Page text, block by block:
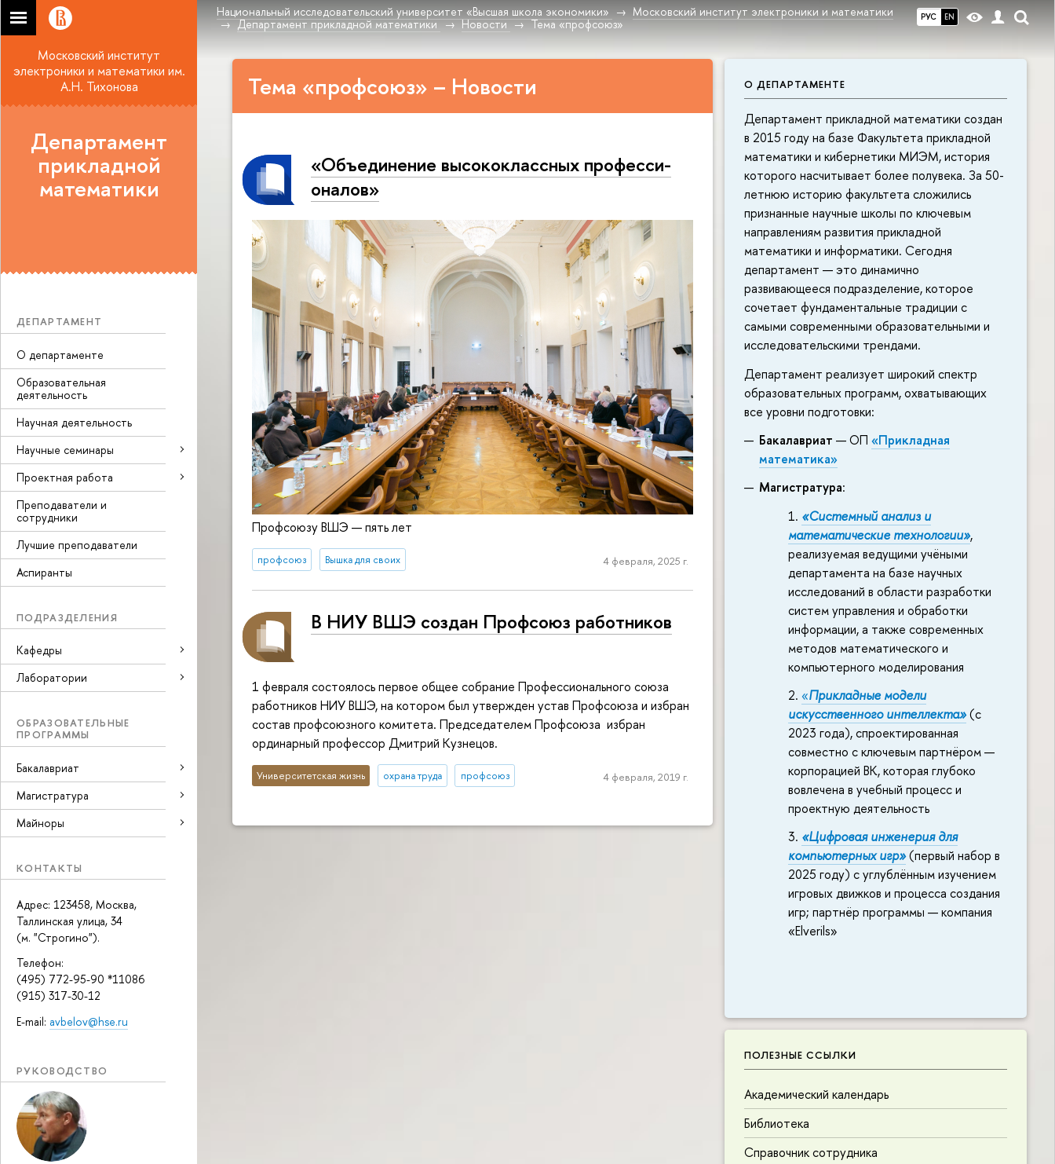
РУС EN
Национальный исследовательский университет «Высшая школа экономики»
Московский институт электроники и математики
Департамент прикладной математики
Новости Тема «профсоюз»
Московский институт
электроники и математики им.
А.Н. Тихонова
Департамент
прикладной
математики
ДЕПАРТАМЕНТ
О департаменте
Образовательная
деятельность
Научная деятельность
Научные семинары
Проектная работа
Преподаватели и
сотрудники
Лучшие преподаватели
Аспиранты
ПОДРАЗДЕЛЕНИЯ
Кафедры
Лаборатории
ОБРАЗОВАТЕЛЬНЫЕ
ПРОГРАММЫ
Бакалавриат
Магистратура
Майноры
КОНТАКТЫ
Адрес: 123458, Москва,
Таллинская улица, 34
(м. "Строгино").
Телефон:
(495) 772-95-90 *11086
(915) 317-30-12
E-mail: avbelov@hse.ru
РУКОВОДСТВО
О ДЕПАРТАМЕНТЕ
Департамент прикладной математики создан
в 2015 году на базе Факультета прикладной
математики и кибернетики МИЭМ, история
которого насчитывает более полувека. За 50-
летнюю историю факультета сложились
признанные научные школы по ключевым
направлениям развития прикладной
математики и информатики. Сегодня
департамент — это динамично
развивающееся подразделение, которое
сочетает фундаментальные традиции с
самыми современными образовательными и
исследовательскими трендами.
Департамент реализует широкий спектр
образовательных программ, охватывающих
все уровни подготовки:
Бакалавриат — ОП«Прикладная
математика»
Магистратура:
«Системный анализ и
математические технологии»,
реализуемая ведущими учёными
департамента на базе научных
исследований в области разработки
систем управления и обработки
информации, а также современных
методов математического и
компьютерного моделирования
«Прикладные модели
искусственного интеллекта»(с
2023 года), спроектированная
совместно с ключевым партнёром —
корпорацией ВК, которая глубоко
вовлечена в учебный процесс и
проектную деятельность
«Цифровая инженерия для
компьютерных игр»(первый набор в
2025 году) с углублённым изучением
игровых движков и процесса создания
игр; партнёр программы — компания
«Elverils»
ПОЛЕЗНЫЕ ССЫЛКИ
Академический календарь
Библиотека
Справочник сотрудника
Тема «профсоюз» – Новости
«Объединение вы­со­ко­класс­ных про­фес­си­
о­на­лов»
Профсоюзу ВШЭ — пять лет
профсоюз Вышка для своих 4 февраля, 2025 г.
В НИУ ВШЭ создан Профсоюз работников
1 февраля состоялось первое общее собрание Профессионального союза
работников НИУ ВШЭ, на котором был утвержден устав Профсоюза и избран
состав профсоюзного комитета. Председателем Профсоюза избран
ординарный профессор Дмитрий Кузнецов.
Университетская жизнь охрана труда профсоюз 4 февраля, 2019 г.